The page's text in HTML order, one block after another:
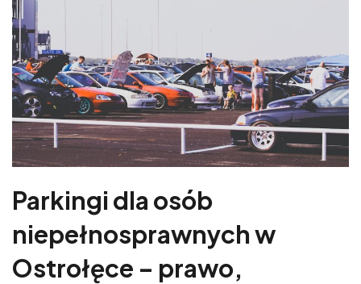
Parkingi dla osób
niepełnosprawnych w
Ostrołęce – prawo,